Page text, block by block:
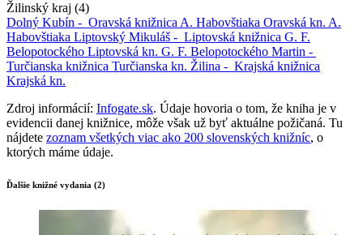
Žilinský kraj (4)
Dolný Kubín - Oravská knižnica A. Habovštiaka Oravská kn. A.
Habovštiaka Liptovský Mikuláš - Liptovská knižnica G. F.
Belopotockého Liptovská kn. G. F. Belopotockého Martin -
Turčianska knižnica Turčianska kn. Žilina - Krajská knižnica
Krajská kn.
Zdroj informácií: Infogate.sk. Údaje hovoria o tom, že kniha je v
evidencii danej knižnice, môže však už byť aktuálne požičaná. Tu
nájdete zoznam všetkých viac ako 200 slovenských knižníc, o
ktorých máme údaje.
Ďalšie knižné vydania (2)